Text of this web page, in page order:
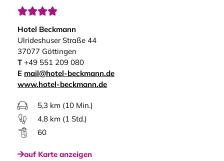

Hotel Beckmann
Ulrideshuser Straße 44
37077 Göttingen
T+49 551 209 080
E mail@hotel-beckmann.de
www.hotel-beckmann.de
5,3 km (10 Min.)
4,8 km (1 Std.)
60
auf Karte anzeigen